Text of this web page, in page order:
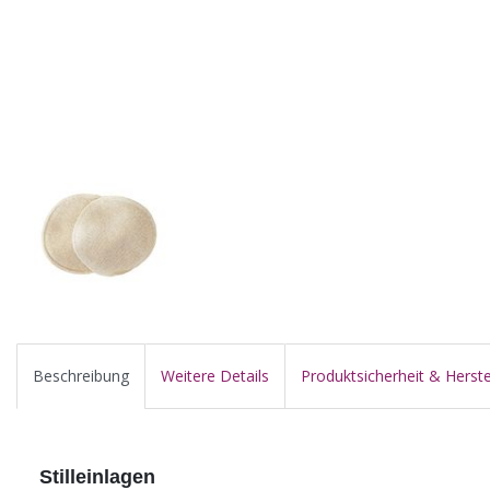
Beschreibung Weitere Details Produktsicherheit &
Stilleinlagen